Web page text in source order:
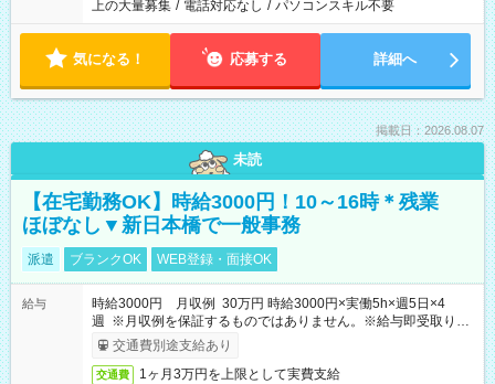
上の大量募集 / 電話対応なし / パソコンスキル不要
気になる！ 応募する 詳細へ
掲載日：2026.08.07
未読
【在宅勤務OK】時給3000円！10～16時＊残業
ほぼなし▼新日本橋で一般事務
派遣 ブランクOK WEB登録・面接OK
給与
時給3000円 月収例 30万円 時給3000円×実働5h×週5日×4
週 ※月収例を保証するものではありません。※給与即受取りサ
ービス利用可（利用条件有）
交通費別途支給あり
交通費 1ヶ月3万円を上限として実費支給